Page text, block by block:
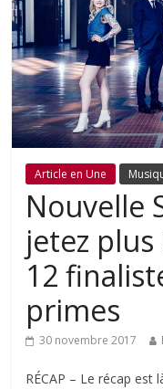
Article en Une
Nouvelle
jetez
12
primes
30 novembre 2017
RÉCAP – Le récap